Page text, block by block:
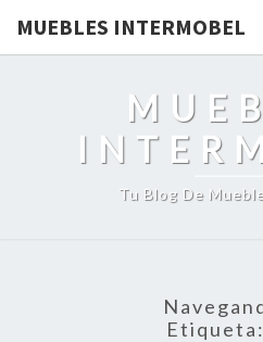
MUEBLES INTERMOBEL
Tu Blog De
Etiqueta: